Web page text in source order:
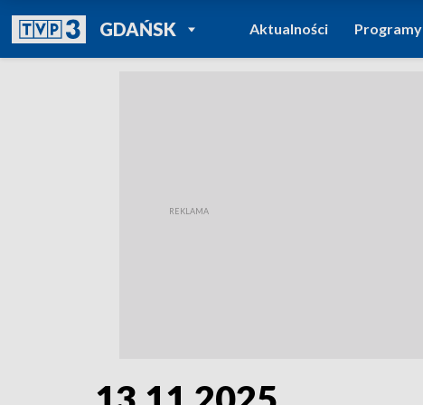
GDAŃSKPOWRÓT DO
TVP REGIONY
Aktualności Programy